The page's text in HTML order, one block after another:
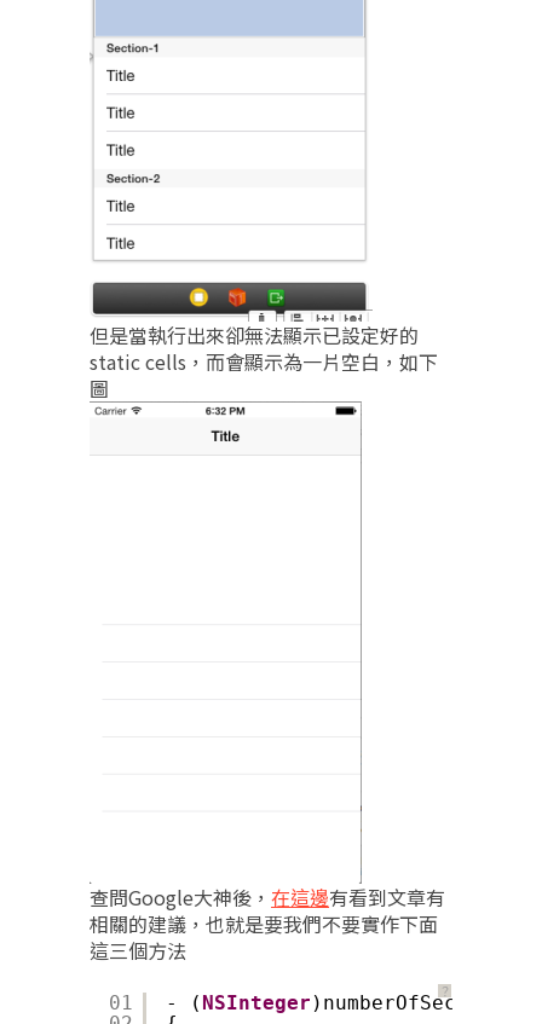
但是當執行出來卻無法顯示已設定好的
static cells，而會顯示為一片空白，如下
圖
查問Google大神後， 在這邊有看到文章有
相關的建議，也就是要我們不要實作下面
這三個方法
？
01
- ( NSInteger